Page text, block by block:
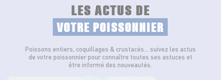
LES ACTUS DE
VOTRE POISSONNIER
Poissons entiers, coquillages & crustacés… suivez les actus
de votre poissonnier pour connaître toutes ses astuces et
être informé des nouveautés.